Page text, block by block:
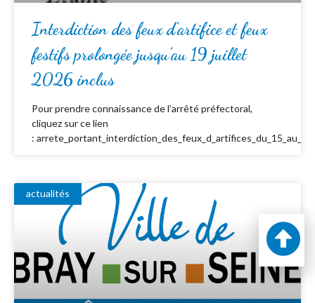
Interdiction des feux d’artifice et feux
festifs prolongée jusqu’au 19 juillet
2026 inclus
Pour prendre connaissance de l’arrêté préfectoral,
cliquez sur ce lien
:
actualités